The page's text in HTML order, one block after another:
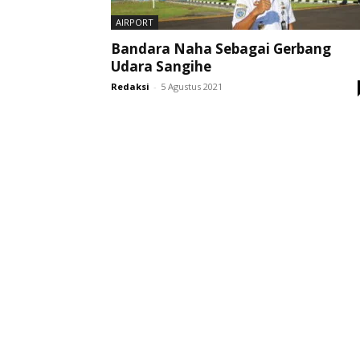
AIRPORT
Bandara Naha Sebagai Gerbang
Udara Sangihe
Redaksi - 5 Agustus 2021